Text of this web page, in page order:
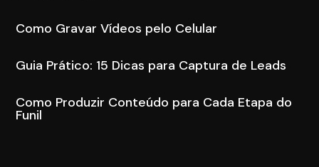
Como Gravar Vídeos pelo Celular
Guia Prático: 15 Dicas para Captura de Leads
Como Produzir Conteúdo para Cada Etapa do
Funil